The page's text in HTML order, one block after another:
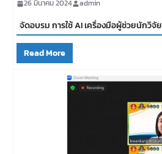
26 มีนาคม 2024 admin
จัดอบรม การใช้ AI เครื่องมือผู้ช่วยนักวิจัย
Read More